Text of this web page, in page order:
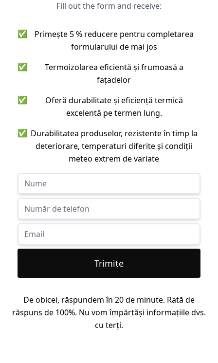
Fill out the form and receive:
✅
Primește 5 % reducere pentru completarea
formularului de mai jos
✅
Termoizolarea eficientă și frumoasă a
fațadelor
✅
Oferă durabilitate și eficiență termică
excelentă pe termen lung.
✅ Durabilitatea produselor, rezistente în timp la
deteriorare, temperaturi diferite și condiții
meteo extrem de variate
Trimite
De obicei, răspundem în 20 de minute. Rată de
răspuns de 100%. Nu vom împărtăși informațiile dvs.
cu terți.